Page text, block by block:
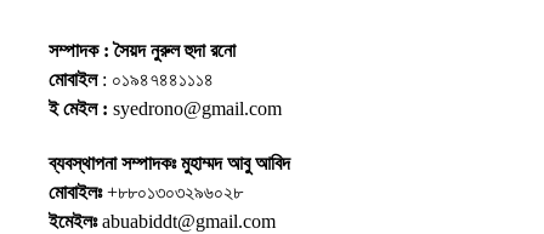
সম্পাদক : সৈয়দ নুরুল হুদা রনো
মোবাইল: ০১৯৪৭৪৪১১১৪
ই মেইল : syedrono@gmail.com
ব্যবস্থাপনা সম্পাদকঃ মুহাম্মদ আবু আবিদ
মোবাইলঃ+৮৮০১৩০৩২৯৬০২৮
ইমেইলঃabuabiddt@gmail.com